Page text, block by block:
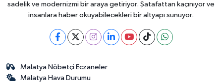
sadelik ve modernizmi bir araya getiriyor. Şatafattan kaçınıyor ve
insanlara haber okuyabilecekleri bir altyapı sunuyor.
Malatya Nöbetçi Eczaneler
Malatya Hava Durumu